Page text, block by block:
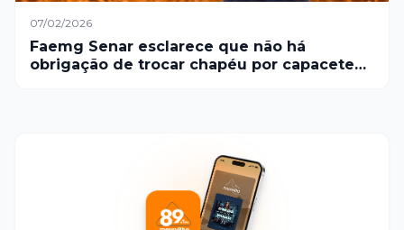
07/02/2026
Faemg Senar esclarece que não há
obrigação de trocar chapéu por capacete